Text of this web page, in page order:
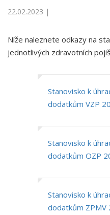
22.02.2023 |
Níže naleznete odkazy na
jednotlivých zdravotních
Stanovisko k
dodatkům VZP
Stanovisko k
dodatkům OZP
Stanovisko k
dodatkům ZPMV